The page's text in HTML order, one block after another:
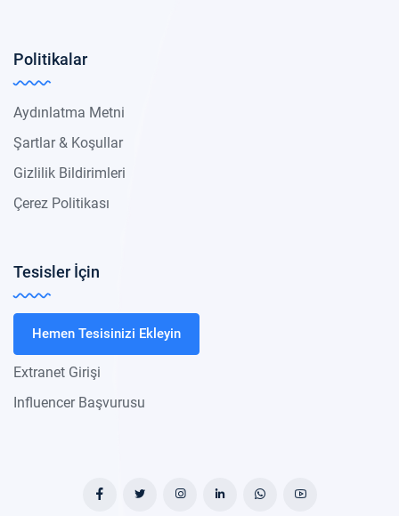
Politikalar
Aydınlatma Metni
Şartlar & Koşullar
Gizlilik Bildirimleri
Çerez Politikası
Tesisler İçin
Hemen Tesisinizi Ekleyin
Extranet Girişi
Influencer Başvurusu